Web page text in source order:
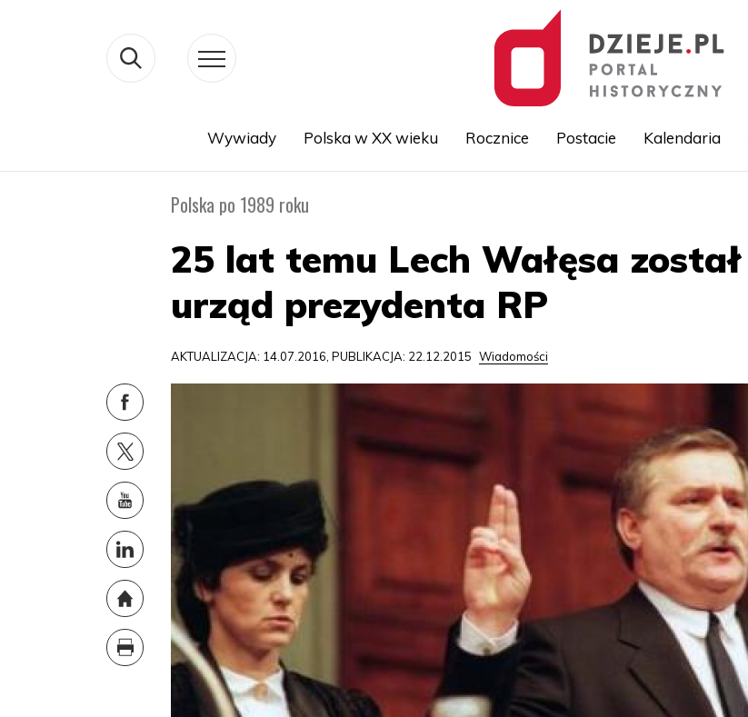
Wywiady Polska w XX wieku Rocznice Postacie Kalendaria
Polska po 1989 roku
25 lat temu Lech Wałęsa
urząd prezydenta RP
AKTUALIZACJA: 14.07.2016, PUBLIKACJA: 22.12.2015 Wiadomości